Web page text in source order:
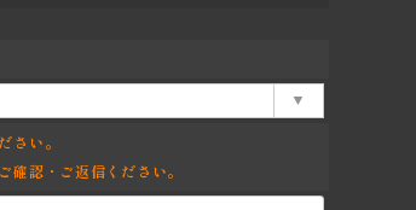
さい。
確認・ご返信ください。